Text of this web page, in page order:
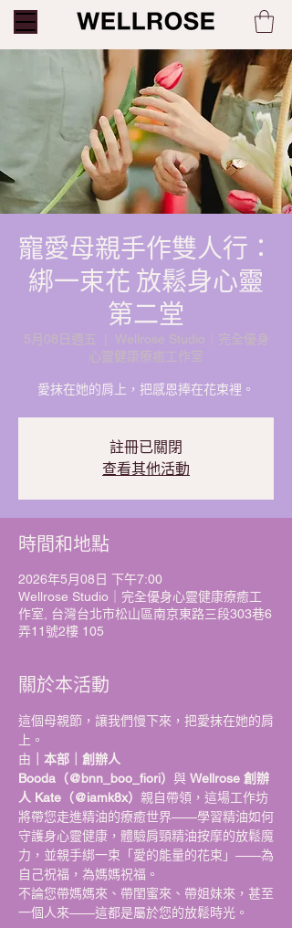
寵愛母親手作雙人行：
綁一束花 放鬆身心靈
第二堂
5月08日週五
Wellrose Studio｜完全優身
心靈健康療癒工作室
愛抹在她的肩上，把感恩捧在花束裡。
註冊已關閉
查看其他活動
時間和地點
2026年5月08日 下午7:00
Wellrose Studio｜完全優身心靈健康療癒工
作室, 台灣台北市松山區南京東路三段303巷6
弄11號2樓 105
關於本活動
這個母親節，讓我們慢下來，把愛抹在她的肩
上。
由 ｜本部｜創辦人
Booda（@bnn_boo_fiori） 與 Wellrose 創辦
人 Kate（@iamk8x） 親自帶領，這場工作坊
將帶您走進精油的療癒世界——學習精油如何
守護身心靈健康，體驗肩頸精油按摩的放鬆魔
力，並親手綁一束「愛的能量的花束」——為
自己祝福，為媽媽祝福。
不論您帶媽媽來、帶閨蜜來、帶姐妹來，甚至
一個人來——這都是屬於您的放鬆時光。